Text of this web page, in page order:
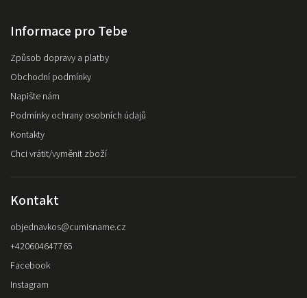
Informace pro Tebe
Způsob dopravy a platby
Obchodní podmínky
Napište nám
Podmínky ochrany osobních údajů
Kontakty
Chci vrátit/vyměnit zboží
Kontakt
objednavkos@cumisname.cz
+420604647765
Facebook
Instagram